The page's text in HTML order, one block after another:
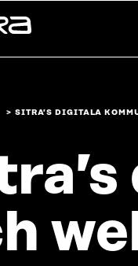
SITRA’S DIGITALA